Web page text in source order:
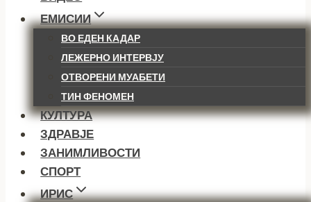
ЕМИСИИ
ВО ЕДЕН КАДАР
ЛЕЖЕРНО ИНТЕРВЈУ
ОТВОРЕНИ МУАБЕТИ
ТИН ФЕНОМЕН
КУЛТУРА
ЗДРАВЈЕ
ЗАНИМЛИВОСТИ
СПОРТ
ИРИС